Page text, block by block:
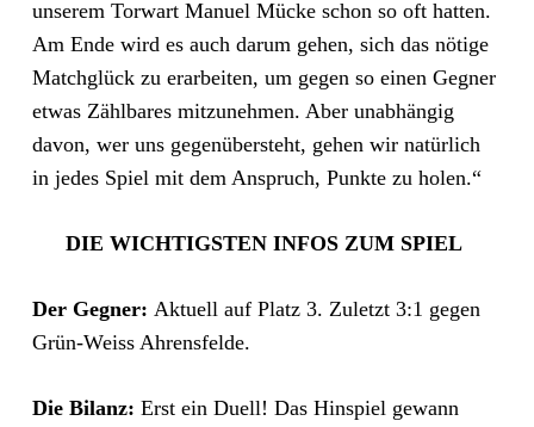
unserem Torwart Manuel Mücke schon so oft hatten.
Am Ende wird es auch darum gehen, sich das nötige
Matchglück zu erarbeiten, um gegen so einen Gegner
etwas Zählbares mitzunehmen. Aber unabhängig
davon, wer uns gegenübersteht, gehen wir natürlich
in jedes Spiel mit dem Anspruch, Punkte zu holen.“
DIE WICHTIGSTEN INFOS ZUM SPIEL
Der Gegner: Aktuell auf Platz 3. Zuletzt 3:1 gegen
Grün-Weiss Ahrensfelde.
Die Bilanz: Erst ein Duell! Das Hinspiel gewann